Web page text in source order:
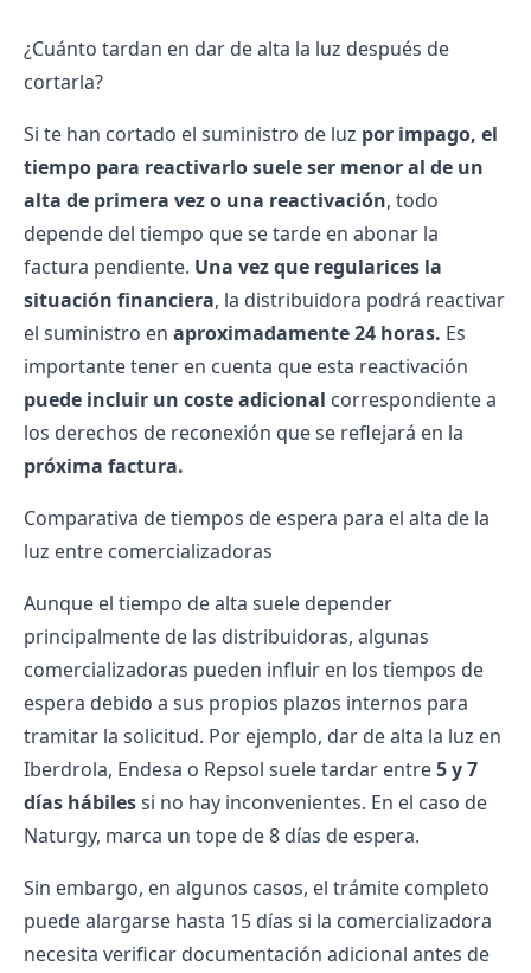
¿Cuánto tardan en dar de alta la luz después de
cortarla?
Si te han cortado el suministro de luz por impago, el
tiempo para reactivarlo suele ser menor al de un
alta de primera vez o una reactivación, todo
depende del tiempo que se tarde en abonar la
factura pendiente. Una vez que regularices la
situación financiera, la distribuidora podrá reactivar
el suministro en aproximadamente 24 horas. Es
importante tener en cuenta que esta reactivación
puede incluir un coste adicional correspondiente a
los derechos de reconexión que se reflejará en la
próxima factura.
Comparativa de tiempos de espera para el alta de la
luz entre comercializadoras
Aunque el tiempo de alta suele depender
principalmente de las distribuidoras, algunas
comercializadoras pueden influir en los tiempos de
espera debido a sus propios plazos internos para
tramitar la solicitud. Por ejemplo, dar de alta la luz en
Iberdrola, Endesa o Repsol suele tardar entre5 y 7
días hábilessi no hay inconvenientes. En el caso de
Naturgy, marca un tope de 8 días de espera.
Sin embargo, en algunos casos, el trámite completo
puede alargarse hasta 15 días si la comercializadora
necesita verificar documentación adicional antes de